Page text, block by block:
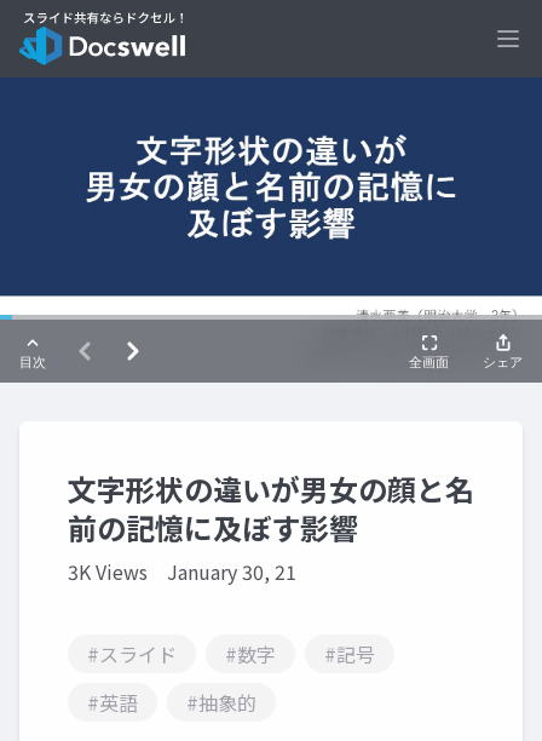
文字形状の違いが男女の顔と名
前の記憶に及ぼす影響
3K Views January 30, 21
#スライド #数字
#記号
#英語
#抽象的